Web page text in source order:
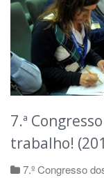
7.ª
trabalho!
7.º Congresso